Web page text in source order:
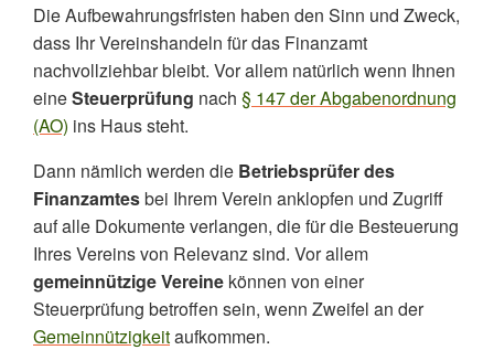
Die Aufbewahrungsfristen haben den Sinn und Zweck,
dass Ihr Vereinshandeln für das Finanzamt
nachvollziehbar bleibt. Vor allem natürlich wenn Ihnen
eineSteuerprüfung nach § 147 der Abgabenordnung
(AO) ins Haus steht.
Dann nämlich werden die Betriebsprüfer des
Finanzamtesbei Ihrem Verein anklopfen und Zugriff
auf alle Dokumente verlangen, die für die Besteuerung
Ihres Vereins von Relevanz sind. Vor allem
gemeinnützige Vereine können von einer
Steuerprüfung betroffen sein, wenn Zweifel an der
Gemeinnützigkeitaufkommen.